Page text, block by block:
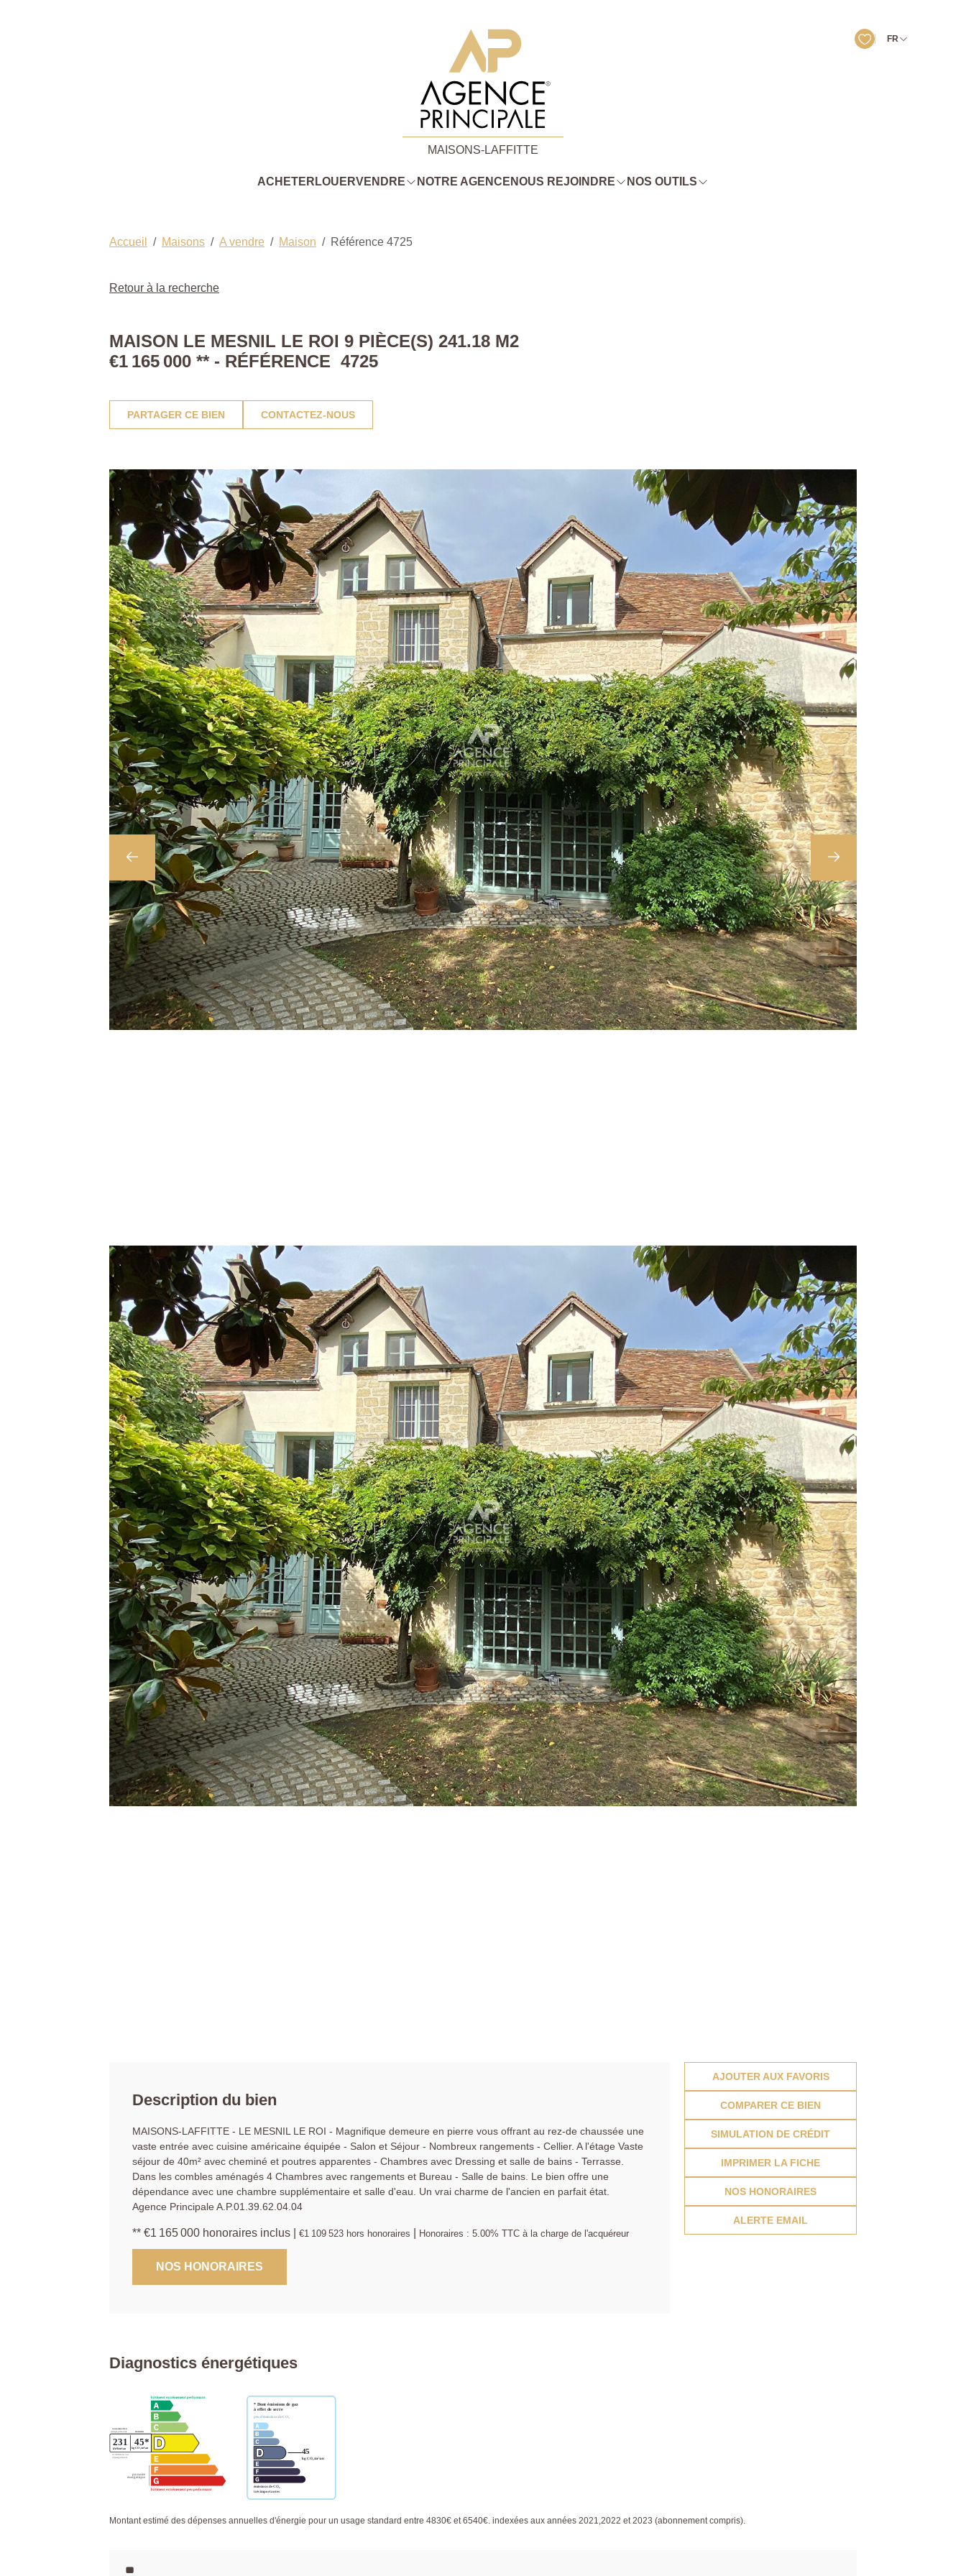
FR
MAISONS-LAFFITTE
ACHETER LOUERVENDRE NOTRE AGENCE NOUS REJOINDRE NOS OUTILS
Accueil Maisons A vendre Maison Référence 4725
Retour à la recherche
MAISON LE MESNIL LE ROI 9 PIÈCE(S) 241.18 M2
€1 165 000 ** - RÉFÉRENCE 4725
PARTAGER CE BIEN CONTACTEZ-NOUS
Description du bien
MAISONS-LAFFITTE - LE MESNIL LE ROI - Magnifique demeure en pierre vous offrant au rez-de chaussée une
vaste entrée avec cuisine américaine équipée - Salon et Séjour - Nombreux rangements - Cellier. A l'étage Vaste
séjour de 40m² avec cheminé et poutres apparentes - Chambres avec Dressing et salle de bains - Terrasse.
Dans les combles aménagés 4 Chambres avec rangements et Bureau - Salle de bains. Le bien offre une
dépendance avec une chambre supplémentaire et salle d'eau. Un vrai charme de l'ancien en parfait état.
Agence Principale A.P.01.39.62.04.04
** €1 165 000 honoraires inclus €1 109 523 hors honoraires Honoraires : 5.00% TTC à la charge de l'acquéreur
NOS HONORAIRES
AJOUTER AUX FAVORIS
COMPARER CE BIEN
SIMULATION DE CRÉDIT
IMPRIMER LA FICHE
NOS HONORAIRES
ALERTE EMAIL
Diagnostics énergétiques
Montant estimé des dépenses annuelles d'énergie pour un usage standard entre 4830€ et 6540€. indexées aux années 2021,2022 et 2023 (abonnement compris).